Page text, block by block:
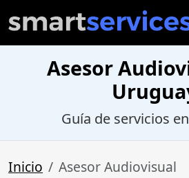
Asesor
Guía de servicios
Inicio Asesor Audiovisual